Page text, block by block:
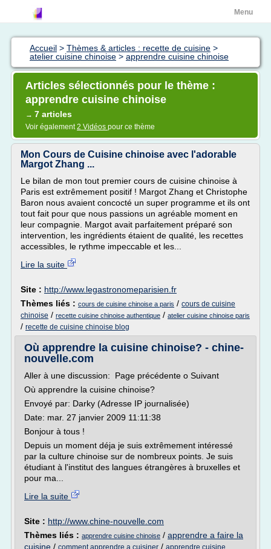
Menu
Accueil > Thèmes & articles : recette de cuisine >
atelier cuisine chinoise > apprendre cuisine chinoise
Articles sélectionnés pour le thème :
apprendre cuisine chinoise
→ 7 articles
Voir également2 Vidéos pour ce thème
Mon Cours de Cuisine chinoise avec l'adorable
Margot Zhang ...
Le bilan de mon tout premier cours de cuisine chinoise à
Paris est extrêmement positif ! Margot Zhang et Christophe
Baron nous avaient concocté un super programme et ils ont
tout fait pour que nous passions un agréable moment en
leur compagnie. Margot avait parfaitement préparé son
intervention, les ingrédients étaient de qualité, les recettes
accessibles, le rythme impeccable et les...
Lire la suite
Site : http://www.legastronomeparisien.fr
Thèmes liés : cours de cuisine chinoise a paris / cours de cuisine
chinoise / recette cuisine chinoise authentique / atelier cuisine chinoise paris
/ recette de cuisine chinoise blog
Où apprendre la cuisine chinoise? - chine-
nouvelle.com
Aller à une discussion: Page précédente o Suivant
Où apprendre la cuisine chinoise?
Envoyé par: Darky (Adresse IP journalisée)
Date: mar. 27 janvier 2009 11:11:38
Bonjour à tous !
Depuis un moment déja je suis extrêmement intéressé
par la culture chinoise sur de nombreux points. Je suis
étudiant à l'institut des langues étrangères à bruxelles et
pour ma...
Lire la suite
Site : http://www.chine-nouvelle.com
Thèmes liés : apprendre cuisine chinoise / apprendre a faire la
cuisine / comment apprendre a cuisiner / apprendre cuisine